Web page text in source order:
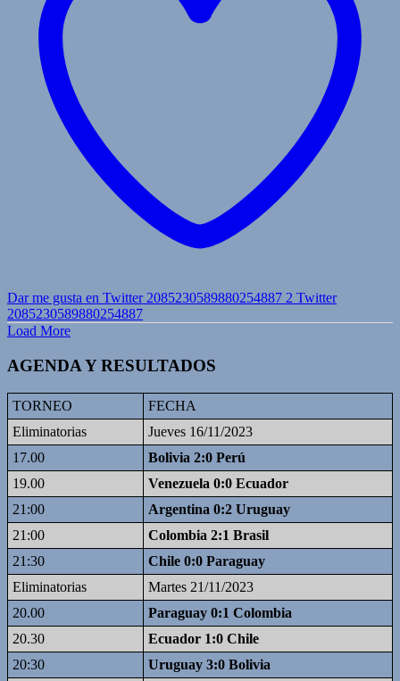
Dar me gusta en Twitter 2085230589880254887 2 Twitter
2085230589880254887
Load More
AGENDA Y RESULTADOS
TORNEO
FECHA
Eliminatorias
Jueves 16/11/2023
17.00
Bolivia 2:0 Perú
19.00
Venezuela 0:0 Ecuador
21:00
Argentina 0:2 Uruguay
21:00
Colombia 2:1 Brasil
21:30
Chile 0:0 Paraguay
Eliminatorias
Martes 21/11/2023
20.00
Paraguay 0:1 Colombia
20.30
Ecuador 1:0 Chile
20:30
Uruguay 3:0 Bolivia